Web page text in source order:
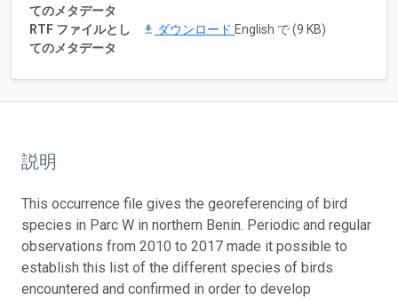
てのメタデータ
RTF ファイルとし
てのメタデータ
ダウンロード English で (9 KB)
説明
This occurrence file gives the georeferencing of bird
species in Parc W in northern Benin. Periodic and regular
observations from 2010 to 2017 made it possible to
establish this list of the different species of birds
encountered and confirmed in order to develop